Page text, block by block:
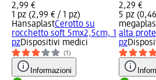
2,99 €
1 pz (2,99 € / 1 pz)
HansaplastCerotto su
rocchetto soft 5mx2,5cm, 1
pzDispositivi medici
(1)
Informazioni
2,29 €
5 pz
alta
pz